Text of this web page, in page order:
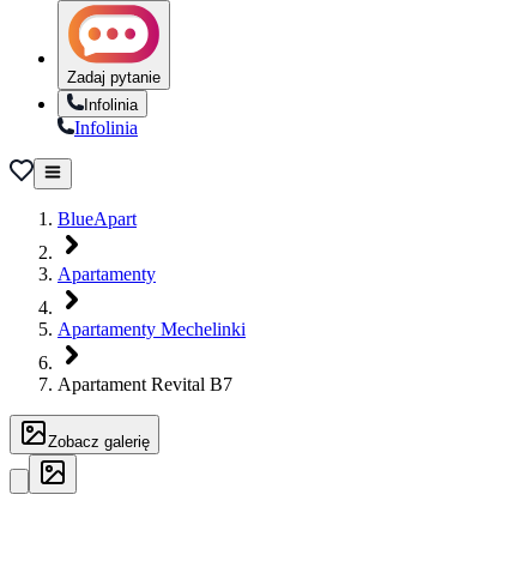
Zadaj pytanie
Infolinia
Infolinia
BlueApart
Apartamenty
Apartamenty Mechelinki
Apartament Revital B7
Zobacz galerię